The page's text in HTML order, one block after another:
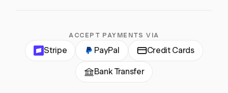
ACCEPT PAYMENTS VIA
Stripe PayPal Credit Cards
Bank Transfer